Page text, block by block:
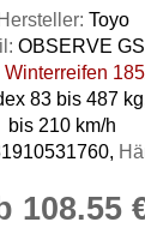
Hersteller: Toyo
OBSERVE
Winterreifen
83 bis 487
bis 210 km/h
108.55